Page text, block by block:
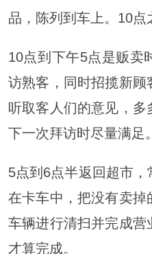
品，陈列到车上。10点
10点到下午5点是贩卖
访熟客，同时招揽新
听取客人们的意见，
下一次拜访时尽量满足。
5点到6点半返回超市
在卡车中，把没有卖
车辆进行清扫并完成
才算完成。